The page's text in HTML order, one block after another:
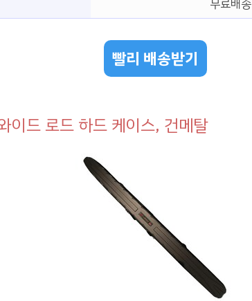
무료배송
빨리 배송받기
이드 로드 하드 케이스, 건메탈